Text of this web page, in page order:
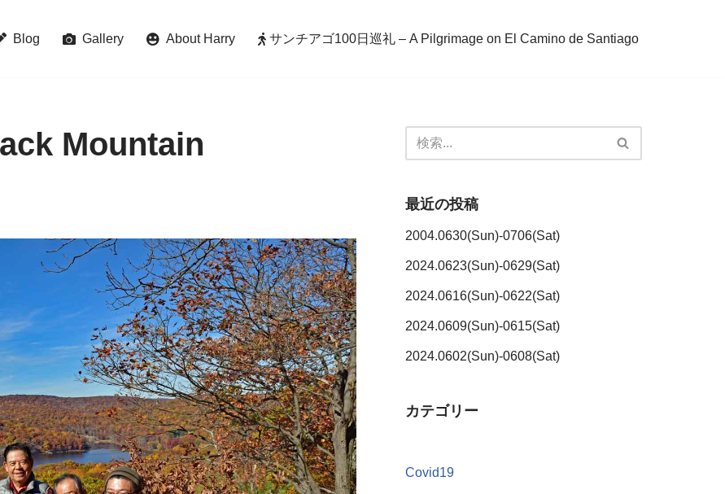
Blog Gallery About Harry サンチアゴ100日巡礼 – A Pilgrimage on El Camino de Santiago
Mountain
最近の投稿
2004.0630(Sun)-0706(Sat)
2024.0623(Sun)-0629(Sat)
2024.0616(Sun)-0622(Sat)
2024.0609(Sun)-0615(Sat)
2024.0602(Sun)-0608(Sat)
カテゴリー
Covid19